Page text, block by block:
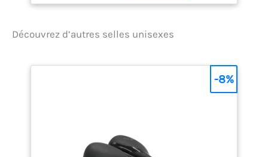
Découvrez d’autres selles unisexes
-8%